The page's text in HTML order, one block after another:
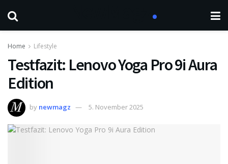
Home Lifestyle
Testfazit: Lenovo Yoga Pro 9i Aura
Edition
by newmagz 5. November 2025